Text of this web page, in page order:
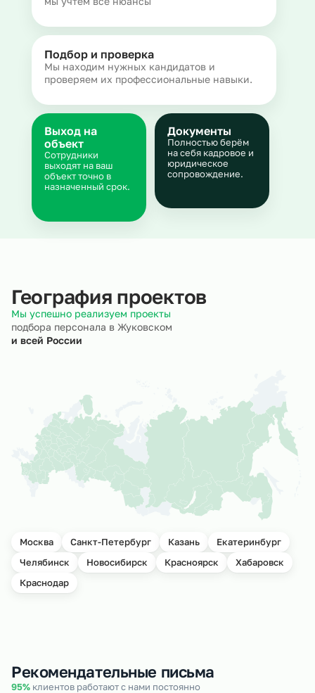
Подбор и проверка
Мы находим нужных кандидатов и
проверяем их профессиональные навыки.
Документы
Полностью берём
на себя кадровое и
юридическое
сопровождение.
Выход на
объект
Сотрудники
выходят на ваш
объект точно в
назначенный срок.
География проектов
Мы успешно реализуем проекты
подбора персонала в Жуковском
и всей России
Москва Санкт-Петербург Казань
Екатеринбург
Челябинск
Новосибирск Красноярск
Хабаровск
Краснодар
Рекомендательные письма
95% клиентов работают с нами постоянно